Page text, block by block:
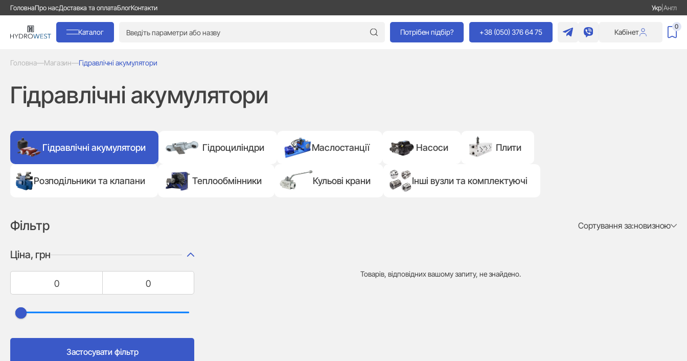
ГоловнаПро насДоставка та оплатаБлогКонтакти Укр| Англ
Каталог Потрібен підбір? +38 (050) 376 64 75 Кабінет
0
Головна—Магазин—Гідравлічні акумулятори
Гідравлічні акумулятори
Гідроциліндри Маслостанції Насоси Плити
Розподільники та клапани
Гідравлічні акумулятори
Теплообмінники Кульові крани Інші вузли та комплектуючі
Фільтр Сортування за:новизною
Ціна, грн
Застосувати фільтр
Товарів, відповідних вашому запиту, не знайдено.